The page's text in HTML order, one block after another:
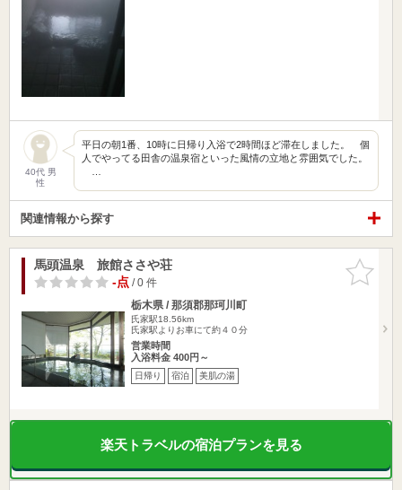
40代 男
性
平日の朝1番、10時に日帰り入浴で2時間ほど滞在しました。 個
人でやってる田舎の温泉宿といった風情の立地と雰囲気でした。
関連情報から探す
お気に入
りに追加
馬頭温泉 旅館ささや荘
-点/ 0 件
栃木県 / 那須郡那珂川町
氏家駅18.56km
氏家駅よりお車にて約４０分
営業時間
入浴料金 400円～
日帰り 宿泊 美肌の湯
楽天トラベルの宿泊プランを見る